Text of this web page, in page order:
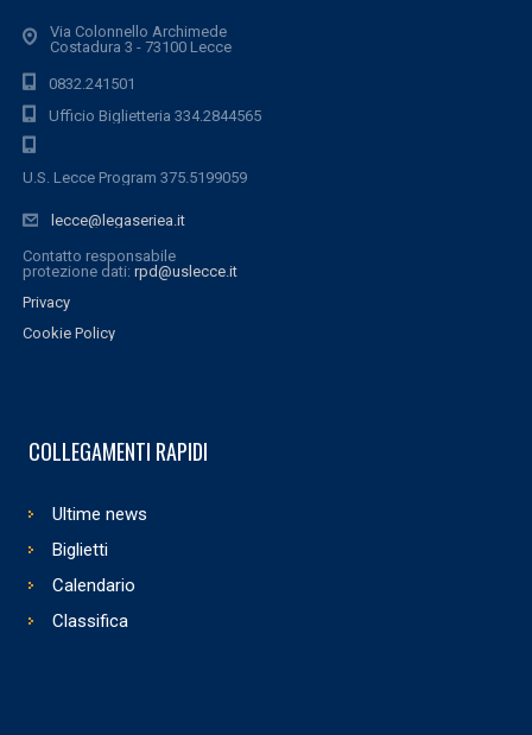
Via Colonnello Archimede
Costadura 3 - 73100 Lecce
0832.241501
Ufficio Biglietteria 334.2844565
U.S. Lecce Program 375.5199059
lecce@legaseriea.it
Contatto responsabile
protezione dati: rpd@uslecce.it
Privacy
Cookie Policy
COLLEGAMENTI RAPIDI
Ultime news
Biglietti
Calendario
Classifica